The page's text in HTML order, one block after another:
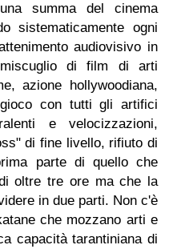
summa del cinema
sistematicamente ogni
audiovisivo in
di film di arti
azione hollywoodiana,
con tutti gli artifici
e velocizzazioni,
di fine livello, rifiuto di
parte di quello che
oltre tre ore ma che la
in due parti. Non c'è
che mozzano arti e
capacità tarantiniana di